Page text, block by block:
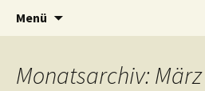
Nestbeschmutzer
Die Autorin Susanne
Menü
Monatsarchiv: